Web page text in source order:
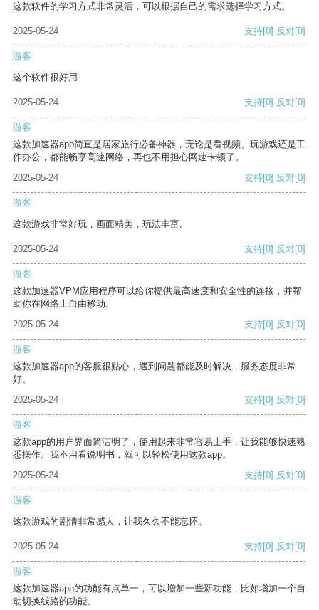
这款软件的学习方式非常灵活，可以根据自己的需求选择学习方式。
2025-05-24 支持[0] 反对[0]
游客
这个软件很好用
2025-05-24 支持[0] 反对[0]
游客
这款加速器app简直是居家旅行必备神器，无论是看视频、玩游戏还是工
作办公，都能畅享高速网络，再也不用担心网速卡顿了。
2025-05-24
支持[0] 反对[0]
游客
这款游戏非常好玩，画面精美，玩法丰富。
2025-05-24 支持[0] 反对[0]
游客
这款加速器VPM应用程序可以给你提供最高速度和安全性的连接，并帮
助你在网络上自由移动。
2025-05-24
支持[0] 反对[0]
游客
这款加速器app的客服很贴心，遇到问题都能及时解决，服务态度非常
好。
2025-05-24
支持[0] 反对[0]
游客
这款app的用户界面简洁明了，使用起来非常容易上手，让我能够快速熟
悉操作。我不用看说明书，就可以轻松使用这款app。
2025-05-24
支持[0] 反对[0]
游客
这款游戏的剧情非常感人，让我久久不能忘怀。
2025-05-24 支持[0] 反对[0]
游客
这款加速器app的功能有点单一，可以增加一些新功能，比如增加一个自
动切换线路的功能。